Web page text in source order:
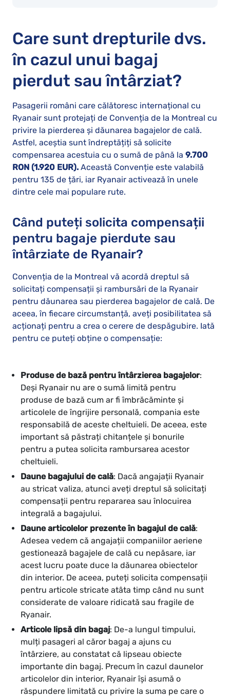
Care sunt drepturile dvs.
în cazul unui bagaj
pierdut sau întârziat?
Pasagerii români care călătoresc internațional cu
Ryanair sunt protejați de Convenția de la Montreal cu
privire la pierderea și dăunarea bagajelor de cală.
Astfel, aceștia sunt îndreptățiți să solicite
compensarea acestuia cu o sumă de până la 9.700
RON (1.920 EUR). Această Convenție este valabilă
pentru 135 de țări, iar Ryanair activează în unele
dintre cele mai populare rute.
Când puteți solicita compensații
pentru bagaje pierdute sau
întârziate de Ryanair?
Convenția de la Montreal vă acordă dreptul să
solicitați compensații și rambursări de la Ryanair
pentru dăunarea sau pierderea bagajelor de cală. De
aceea, în fiecare circumstanță, aveți posibilitatea să
acționați pentru a crea o cerere de despăgubire. Iată
pentru ce puteți obține o compensație:
Produse de bază pentru întârzierea bagajelor:
Deși Ryanair nu are o sumă limită pentru
produse de bază cum ar fi îmbrăcăminte și
articolele de îngrijire personală, compania este
responsabilă de aceste cheltuieli. De aceea, este
important să păstrați chitanțele și bonurile
pentru a putea solicita rambursarea acestor
cheltuieli.
Daune bagajului de cală: Dacă angajații Ryanair
au stricat valiza, atunci aveți dreptul să solicitați
compensații pentru repararea sau înlocuirea
integrală a bagajului.
Daune articolelor prezente în bagajul de cală:
Adesea vedem că angajații companiilor aeriene
gestionează bagajele de cală cu nepăsare, iar
acest lucru poate duce la dăunarea obiectelor
din interior. De aceea, puteți solicita compensații
pentru articole stricate atâta timp când nu sunt
considerate de valoare ridicată sau fragile de
Ryanair.
Articole lipsă din bagaj: De-a lungul timpului,
mulți pasageri al căror bagaj a ajuns cu
întârziere, au constatat că lipseau obiecte
importante din bagaj. Precum în cazul daunelor
articolelor din interior, Ryanair își asumă o
răspundere limitată cu privire la suma pe care o